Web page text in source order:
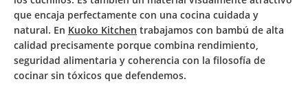
que encaja perfectamente con una cocina cuidada y
natural. En Kuoko Kitchen trabajamos con bambú de alta
calidad precisamente porque combina rendimiento,
seguridad alimentaria y coherencia con la filosofía de
cocinar sin tóxicos que defendemos.